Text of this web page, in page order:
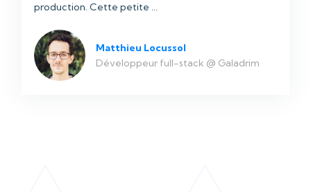
production. Cette petite ...
Matthieu Locussol
Développeur full-stack @ Galadrim